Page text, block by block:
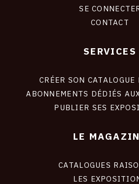
SE
CONTACT
SERVICES
CRÉER SON
ABONNEMENTS DÉDIÉS
PUBLIER SES
LE
CATALOGUES
LES